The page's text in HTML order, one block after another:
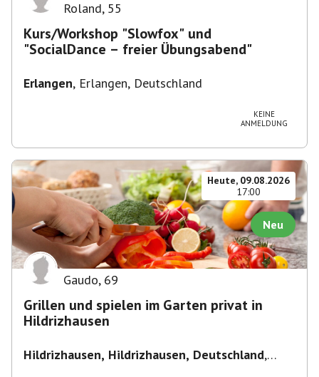
Roland, 55
Kurs/Workshop "Slowfox" und
"SocialDance – freier Übungsabend"
Erlangen, Erlangen, Deutschland
KEINE
ANMELDUNG
Heute, 09.08.2026
17:00
Neu
Gaudo, 69
Grillen und spielen im Garten privat in
Hildrizhausen
Hildrizhausen, Hildrizhausen, Deutschland,